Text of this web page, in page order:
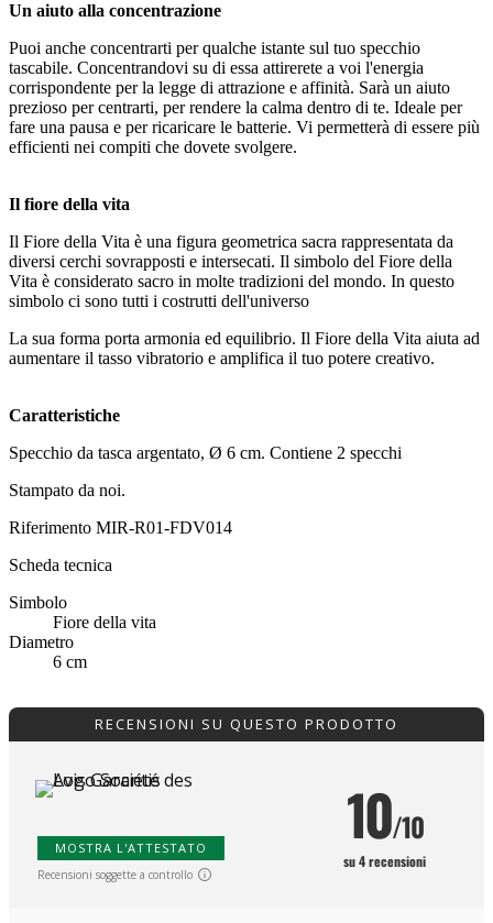
Un aiuto alla concentrazione
Puoi anche concentrarti per qualche istante sul tuo specchio
tascabile. Concentrandovi su di essa attirerete a voi l'energia
corrispondente per la legge di attrazione e affinità. Sarà un aiuto
prezioso per centrarti, per rendere la calma dentro di te. Ideale per
fare una pausa e per ricaricare le batterie. Vi permetterà di essere più
efficienti nei compiti che dovete svolgere.
Il fiore della vita
Il Fiore della Vita è una figura geometrica sacra rappresentata da
diversi cerchi sovrapposti e intersecati. Il simbolo del Fiore della
Vita è considerato sacro in molte tradizioni del mondo. In questo
simbolo ci sono tutti i costrutti dell'universo
La sua forma porta armonia ed equilibrio. Il Fiore della Vita aiuta ad
aumentare il tasso vibratorio e amplifica il tuo potere creativo.
Caratteristiche
Specchio da tasca argentato, Ø 6 cm. Contiene 2 specchi
Stampato da noi.
Riferimento MIR-R01-FDV014
Scheda tecnica
Simbolo
Fiore della vita
Diametro
6 cm
RECENSIONI SU QUESTO PRODOTTO
MOSTRA L'ATTESTATO
Recensioni soggette a controllo
10/10
su 4 recensioni